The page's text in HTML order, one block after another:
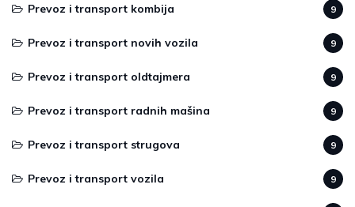
Prevoz i transport kombija 9
Prevoz i transport novih vozila 9
Prevoz i transport oldtajmera 9
Prevoz i transport radnih mašina 9
Prevoz i transport strugova 9
Prevoz i transport vozila 9